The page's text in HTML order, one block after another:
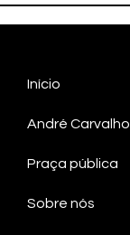
Início
André Carvalho
Praça pública
Sobre nós